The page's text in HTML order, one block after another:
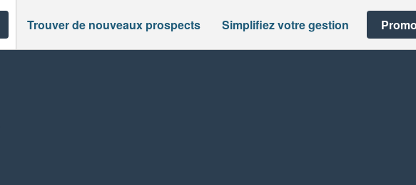
Trouver de nouveaux prospects Simplifiez votre gestion